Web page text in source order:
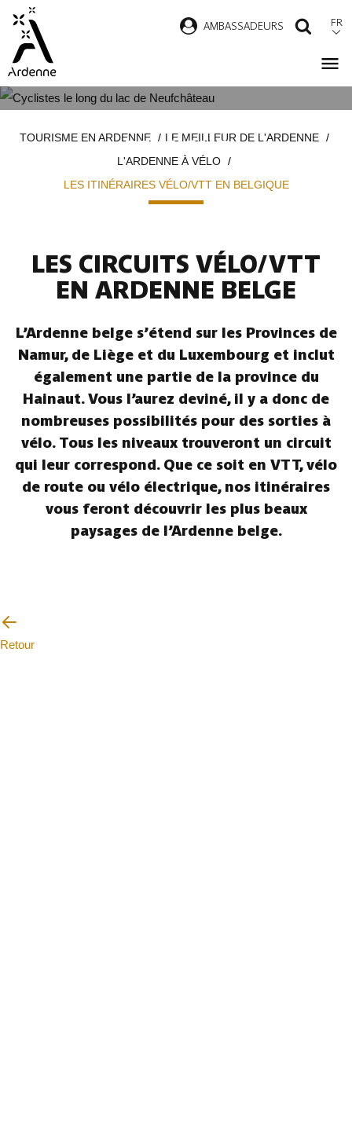
contenu
principal
AMBASSADEURS FR
BELGIQUE
d'ArianeTOURISME EN ARDENNE
LE MEILLEUR DE L'ARDENNE
L'ARDENNE À VÉLO
LES ITINÉRAIRES VÉLO/VTT EN BELGIQUE
LES CIRCUITS VÉLO/VTT
EN ARDENNE BELGE
L’Ardenne belge s’étend sur les Provinces de
Namur, de Liège et du Luxembourg et inclut
également une partie de la province du
Hainaut. Vous l’aurez deviné, il y a donc de
nombreuses possibilités pour des sorties à
vélo. Tous les niveaux trouveront un circuit
qui leur correspond. Que ce soit en VTT, vélo
de route ou vélo électrique, nos itinéraires
vous feront découvrir les plus beaux
paysages de l’Ardenne belge.
Retour